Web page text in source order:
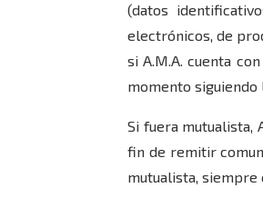
(datos
electrónicos, de
si A.M.A. cuenta
momento siguiendo
Si fuera mutualista,
fin de remitir
mutualista, siempre